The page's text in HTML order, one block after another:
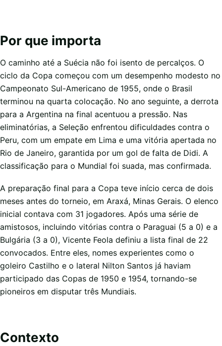
Por que importa
O caminho até a Suécia não foi isento de percalços. O
ciclo da Copa começou com um desempenho modesto no
Campeonato Sul-Americano de 1955, onde o Brasil
terminou na quarta colocação. No ano seguinte, a derrota
para a Argentina na final acentuou a pressão. Nas
eliminatórias, a Seleção enfrentou dificuldades contra o
Peru, com um empate em Lima e uma vitória apertada no
Rio de Janeiro, garantida por um gol de falta de Didi. A
classificação para o Mundial foi suada, mas confirmada.
A preparação final para a Copa teve início cerca de dois
meses antes do torneio, em Araxá, Minas Gerais. O elenco
inicial contava com 31 jogadores. Após uma série de
amistosos, incluindo vitórias contra o Paraguai (5 a 0) e a
Bulgária (3 a 0), Vicente Feola definiu a lista final de 22
convocados. Entre eles, nomes experientes como o
goleiro Castilho e o lateral Nilton Santos já haviam
participado das Copas de 1950 e 1954, tornando-se
pioneiros em disputar três Mundiais.
Contexto